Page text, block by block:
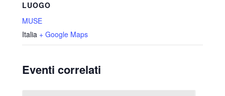
LUOGO
MUSE
Italia + Google Maps
Eventi correlati